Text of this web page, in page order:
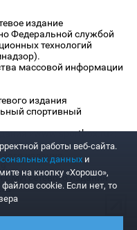
издание
Федеральной службой
технологий
массовой информации
издания
спортивный
«www.sportbox.ru»:
издания
СМИ сетевого издания
работы веб-сайта.
данных и
на кнопку «Хорошо»,
cookie. Если нет, то